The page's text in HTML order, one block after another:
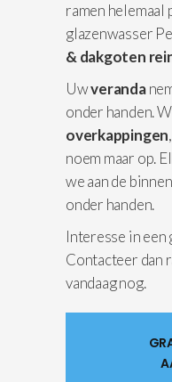
ramen helemaal
glazenwasser
& dakgoten
Uwveranda
onder handen.
overkappingen,
noem maar op.
we aan de
onder handen.
Interesse in
Contacteer dan
vandaag nog.